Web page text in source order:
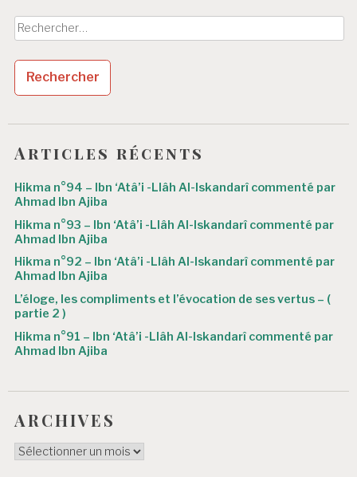
i
o
n
d
e
l
a
r
t
i
c
l
e
Rechercher :
Articles récents
Hikma n°94 – Ibn ‘Atâ’i -Llâh Al-Iskandarî commenté par
Ahmad Ibn Ajiba
Hikma n°93 – Ibn ‘Atâ’i -Llâh Al-Iskandarî commenté par
Ahmad Ibn Ajiba
Hikma n°92 – Ibn ‘Atâ’i -Llâh Al-Iskandarî commenté par
Ahmad Ibn Ajiba
L’éloge, les compliments et l’évocation de ses vertus – (
partie 2 )
Hikma n°91 – Ibn ‘Atâ’i -Llâh Al-Iskandarî commenté par
Ahmad Ibn Ajiba
ARCHIVES
ARCHIVES